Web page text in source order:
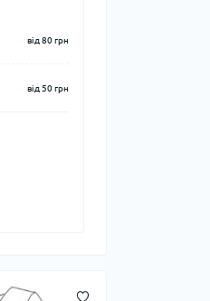
від 80 грн
від 50 грн